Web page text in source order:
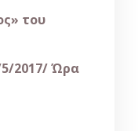
του
2017/ Ώρα